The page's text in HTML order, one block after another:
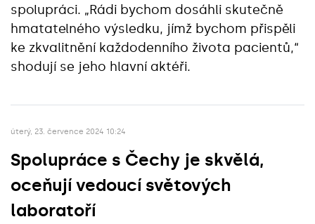
spolupráci. „Rádi bychom dosáhli skutečně
hmatatelného výsledku, jímž bychom přispěli
ke zkvalitnění každodenního života pacientů,“
shodují se jeho hlavní aktéři.
úterý, 23. července 2024 10:24
Spolupráce s Čechy je skvělá,
oceňují vedoucí světových
laboratoří